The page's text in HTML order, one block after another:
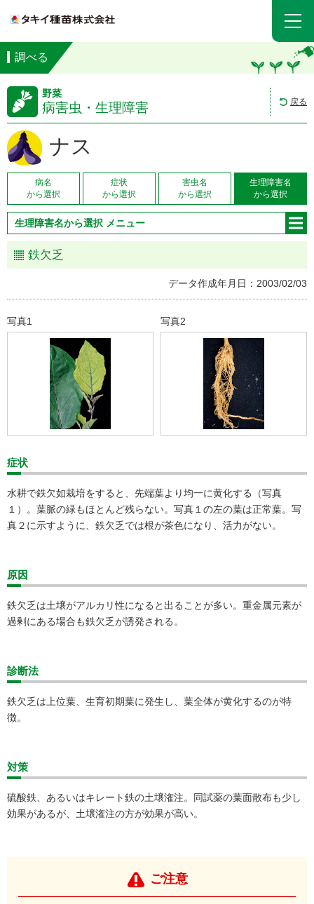
調べる
野菜
病害虫・生理障害 戻る
ナス
病名
から選択
症状
から選択
害虫名
から選択
生理障害名
から選択
生理障害名から選択 メニュー
鉄欠乏
データ作成年月日：2003/02/03
写真1 写真2
症状
水耕で鉄欠如栽培をすると、先端葉より均一に黄化する（写真
１）。葉脈の緑もほとんど残らない。写真１の左の葉は正常葉。写
真２に示すように、鉄欠乏では根が茶色になり、活力がない。
原因
鉄欠乏は土壌がアルカリ性になると出ることが多い。重金属元素が
過剰にある場合も鉄欠乏が誘発される。
診断法
鉄欠乏は上位葉、生育初期葉に発生し、葉全体が黄化するのが特
徴。
対策
硫酸鉄、あるいはキレート鉄の土壌潅注。同試薬の葉面散布も少し
効果があるが、土壌潅注の方が効果が高い。
ご注意